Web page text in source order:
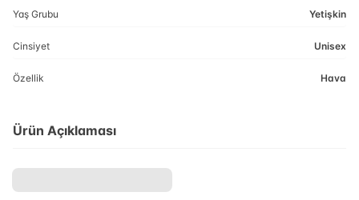
Yaş Grubu Yetişkin
Cinsiyet Unisex
Özellik Hava
Ürün Açıklaması